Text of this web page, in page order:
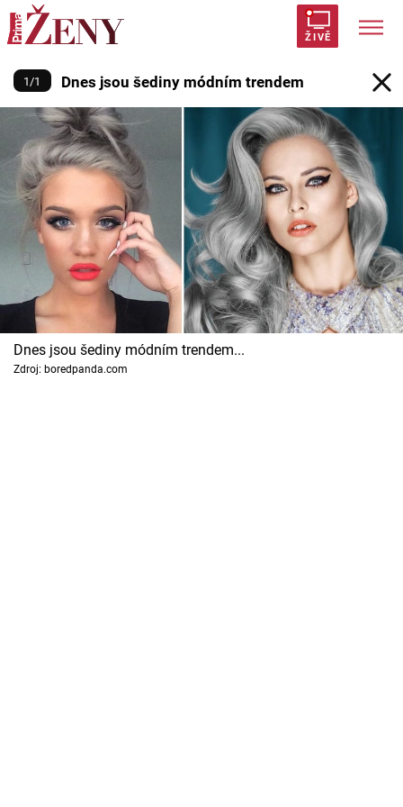
ŽIVĚ
Trendy: Polabí Inspekce Prostřeno!
AYTO?
Módní alarm
Zrádci
Témata
Celebrity
Vztahy
Seriály
Dnes jsou šediny módním
1/1 Dnes jsou šediny módním trendem
Dnes jsou šediny módním trendem...
Zdroj: boredpanda.com